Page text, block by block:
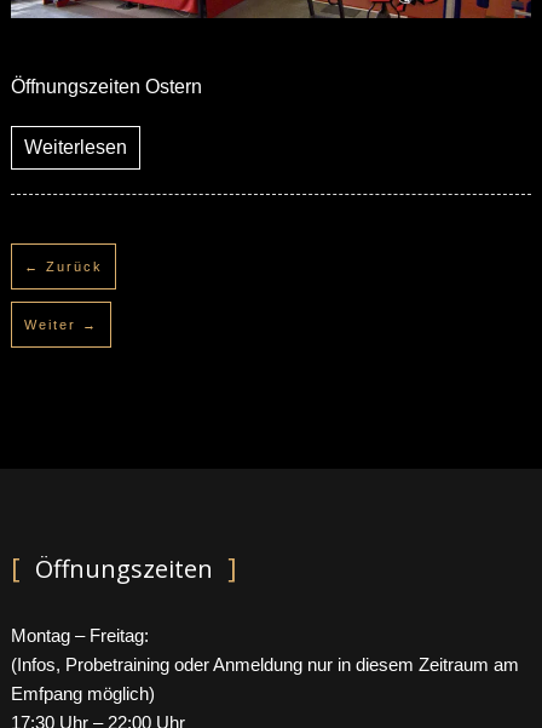
Öffnungszeiten Ostern
Weiterlesen
← Zurück
Weiter →
Öffnungszeiten
Montag – Freitag:
(Infos, Probetraining oder Anmeldung nur in diesem Zeitraum am
Emfpang möglich)
17:30 Uhr – 22:00 Uhr